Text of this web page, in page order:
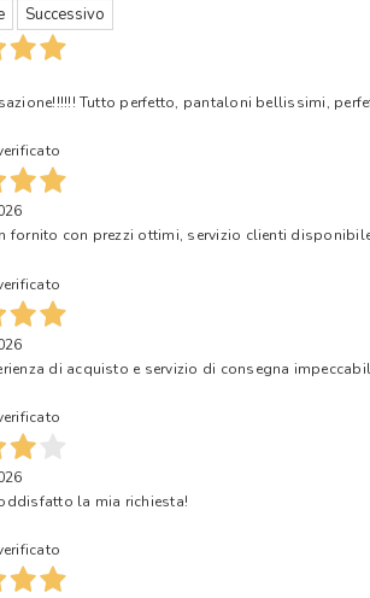
Successivo
Tutto perfetto, pantaloni bellissimi,
fornito con prezzi ottimi, servizio clienti
di acquisto e servizio di consegna
la mia richiesta!